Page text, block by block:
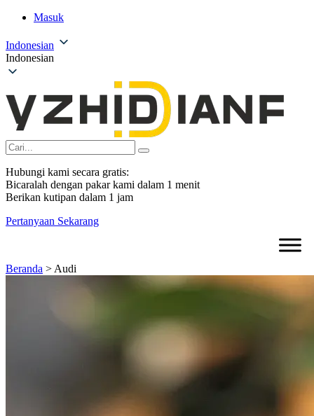
Masuk
Indonesian
Indonesian
Hubungi kami secara gratis:
Bicaralah dengan pakar kami dalam 1 menit
Berikan kutipan dalam 1 jam
Pertanyaan Sekarang
Beranda > Audi